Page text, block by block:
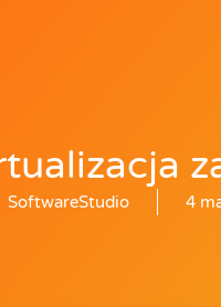
SoftwareStudio 4